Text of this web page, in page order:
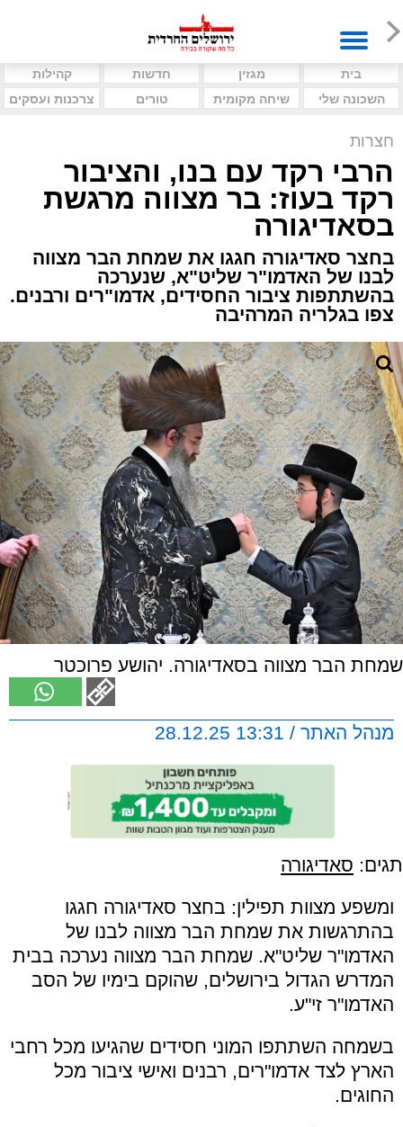
בית מגזין חדשות
קהילות
השכונה שלי
שיחה מקומית טורים צרכנות ועסקים
חצרות
הרבי רקד עם בנו, והציבור
רקד בעוז: בר מצווה מרגשת
בסאדיגורה
בחצר סאדיגורה חגגו את שמחת הבר מצווה
לבנו של האדמו"ר שליט"א, שנערכה
בהשתתפות ציבור החסידים, אדמו"רים ורבנים.
צפו בגלריה המרהיבה
שמחת הבר מצווה בסאדיגורה. יהושע פרוכטר
מנהל האתר / 13:31 28.12.25
תגים: סאדיגורה
ומשפע מצוות תפילין: בחצר סאדיגורה חגגו
בהתרגשות את שמחת הבר מצווה לבנו של
האדמו"ר שליט"א. שמחת הבר מצווה נערכה בבית
המדרש הגדול בירושלים, שהוקם בימיו של הסב
האדמו"ר זי"ע.
בשמחה השתתפו המוני חסידים שהגיעו מכל רחבי
הארץ לצד אדמו"רים, רבנים ואישי ציבור מכל
החוגים.